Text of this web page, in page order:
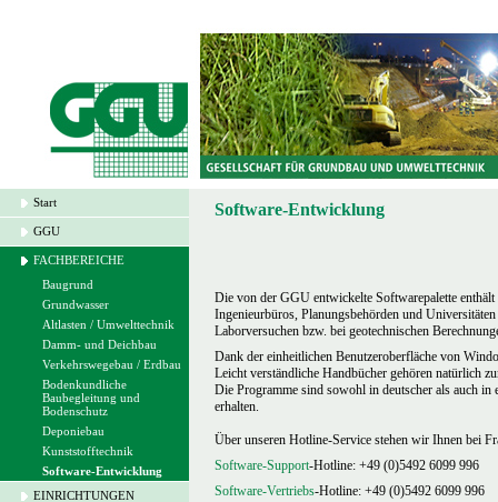
Start
GGU
FACHBEREICHE
Baugrund
Grundwasser
Altlasten / Umwelttechnik
Damm- und Deichbau
Verkehrswegebau / Erdbau
Bodenkundliche
Baubegleitung und
Bodenschutz
Deponiebau
Kunststofftechnik
Software-Entwicklung
EINRICHTUNGEN
Software-Entwicklung
Die von der GGU entwickelte Softwarepalette
Ingenieurbüros, Planungsbehörden und
Laborversuchen bzw. bei geotechnischen
Dank der einheitlichen Benutzeroberfläche von
Leicht verständliche Handbücher gehören natürlich
Die Programme sind sowohl in deutscher als auch in
erhalten.
Über unseren Hotline-Service stehen wir Ihnen bei
Software-Support-Hotline: +49 (0)5492 6099 996
Software-Vertriebs-Hotline: +49 (0)5492 6099 996